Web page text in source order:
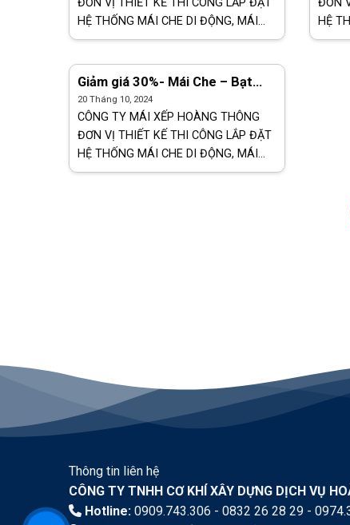
HỆ THỐNG MÁI CHE DI ĐỘNG, MÁI
XẾP BẠT KÉO, MÁI XẾP LƯỢN SÓNG,
vấn nhiệt tình – Tận [...]
HỆ
XẾP
Giảm giá 30%- Mái Che – Bạt
Che – Bạt Xếp- Mái Xếp Giá Rẻ
Tại Dĩ An
20 Tháng 10, 2024
CÔNG TY MÁI XẾP HOÀNG THÔNG
ĐƠN VỊ THIẾT KẾ THI CÔNG LẮP ĐẶT
HỆ THỐNG MÁI CHE DI ĐỘNG, MÁI
XẾP BẠT KÉO, MÁI XẾP LƯỢN SÓNG,
Thông tin liên hệ
CÔNG TY TNHH CƠ KHÍ XÂY DỰNG DỊCH VỤ
Hotline:0909.743.306 - 0832 26 28 29 -